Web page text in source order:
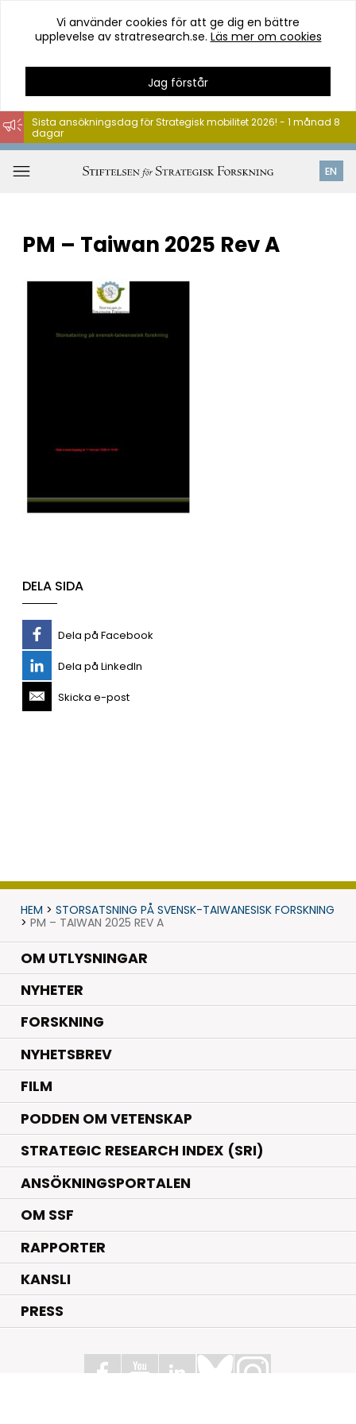
Hoppa
till
innehåll
Vi använder cookies för att ge dig en bättre
upplevelse av stratresearch.se. Läs mer om cookies
Jag förstår
EN
Sista ansökningsdag för Strategisk mobilitet 2026! - 1 månad 8
dagar
PM – Taiwan 2025 Rev A
DELA SIDA
Dela på Facebook
Dela på LinkedIn
Skicka e-post
HEM > STORSATSNING PÅ SVENSK-TAIWANESISK FORSKNING
> PM – TAIWAN 2025 REV A
OM UTLYSNINGAR
NYHETER.
FORSKNING.
NYHETSBREV
FILM
PODDEN OM VETENSKAP
STRATEGIC RESEARCH INDEX (SRI)
ANSÖKNINGSPORTALEN
OM SSF
RAPPORTER
KANSLI
PRESS